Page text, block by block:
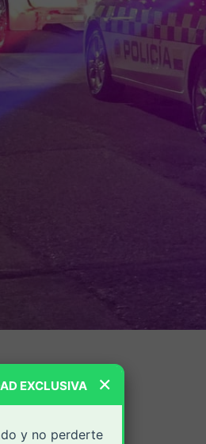
×
EXCLUSIVA
y no perderte